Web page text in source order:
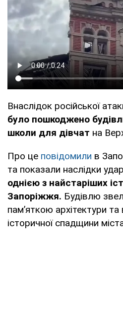
Внаслідок російської
було пошкоджено
школи для дівчат на
Про це повідомили в
та показали наслідки
однією з найстаріших
Запоріжжя. Будівлю
пам’яткою архітектури
історичної спадщини